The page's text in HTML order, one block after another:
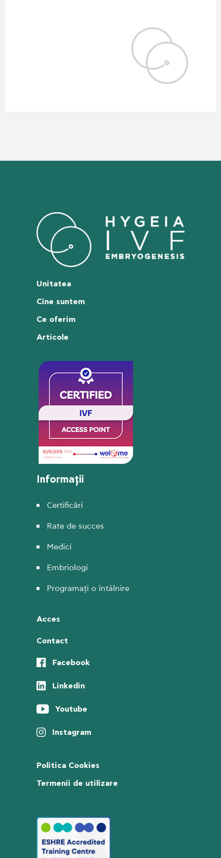
Unitatea
Cine suntem
Ce oferim
Articole
Informații
Certificări
Rate de succes
Medici
Embriologi
Programați o întâlnire
Acces
Contact
Facebook
Linkedin
Youtube
Instagram
Politica Cookies
Termenii de utilizare